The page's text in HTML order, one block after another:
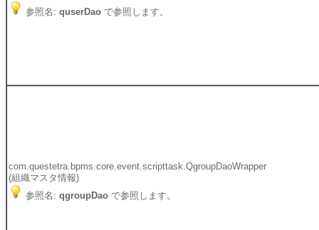
参照名: quserDao で参照します。
com.questetra.bpms.core.event.scripttask.QgroupDaoWrapper
(組織マスタ情報)
参照名: qgroupDao で参照します。